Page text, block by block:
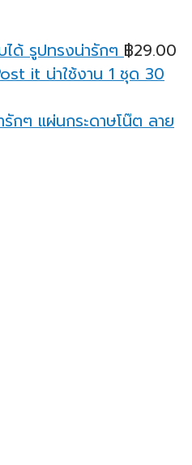
ได้ รูปทรงน่ารักๆ ฿29.00
it น่าใช้งาน 1 ชุด 30
รักๆ แผ่นกระดาษโน๊ต ลาย